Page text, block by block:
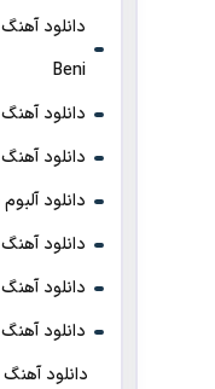
Beni
دانلود آهنگ Bengü Sebebi Sensin
دانلود آهنگ BLOK3 Napıyosun Mesela
دانلود آلبوم Emre Fel Eyvahlar Olsun
دانلود آهنگ Zeynep Bastık Zor
دانلود آهنگ Afra Ara Durak
دانلود آهنگ Ebru Gündeş Iyi ki Doğmuşum